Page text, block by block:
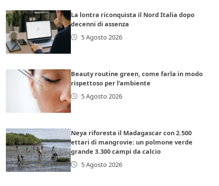
La lontra riconquista il Nord Italia dopo
decenni di assenza
5 Agosto 2026
Beauty routine green, come farla in modo
rispettoso per l’ambiente
5 Agosto 2026
Neya riforesta il Madagascar con 2.500
ettari di mangrovie: un polmone verde
grande 3.300 campi da calcio
5 Agosto 2026